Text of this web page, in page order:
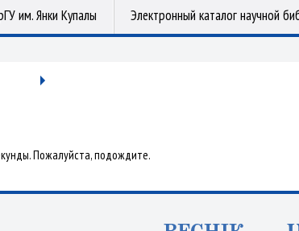
им. Янки Купалы Электронный каталог научной
Пожалуйста, подождите.